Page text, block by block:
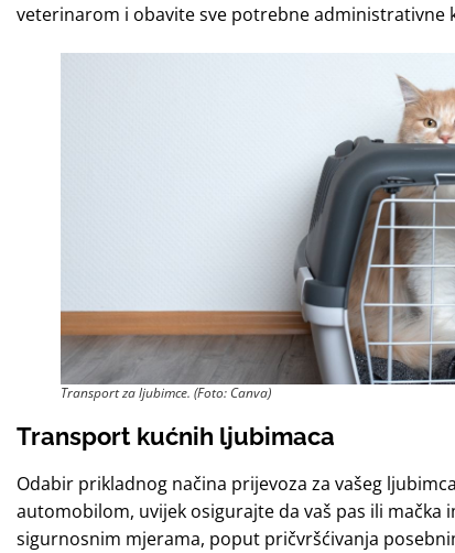
veterinarom i obavite sve potrebne administrativne
Transport za ljubimce. (Foto: Canva)
Transport kućnih ljubimaca
Odabir prikladnog načina prijevoza za vašeg
automobilom, uvijek osigurajte da vaš pas ili
sigurnosnim mjerama, poput pričvršćivanja